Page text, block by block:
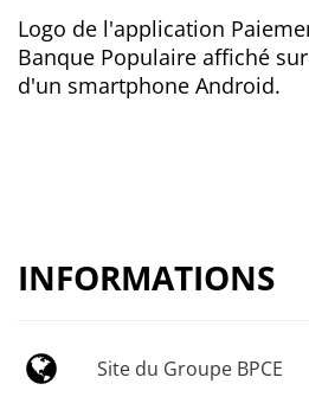
Logo de l'application
Banque Populaire affiché
d'un smartphone Android.
INFORMATIONS
Site du Groupe BPCE